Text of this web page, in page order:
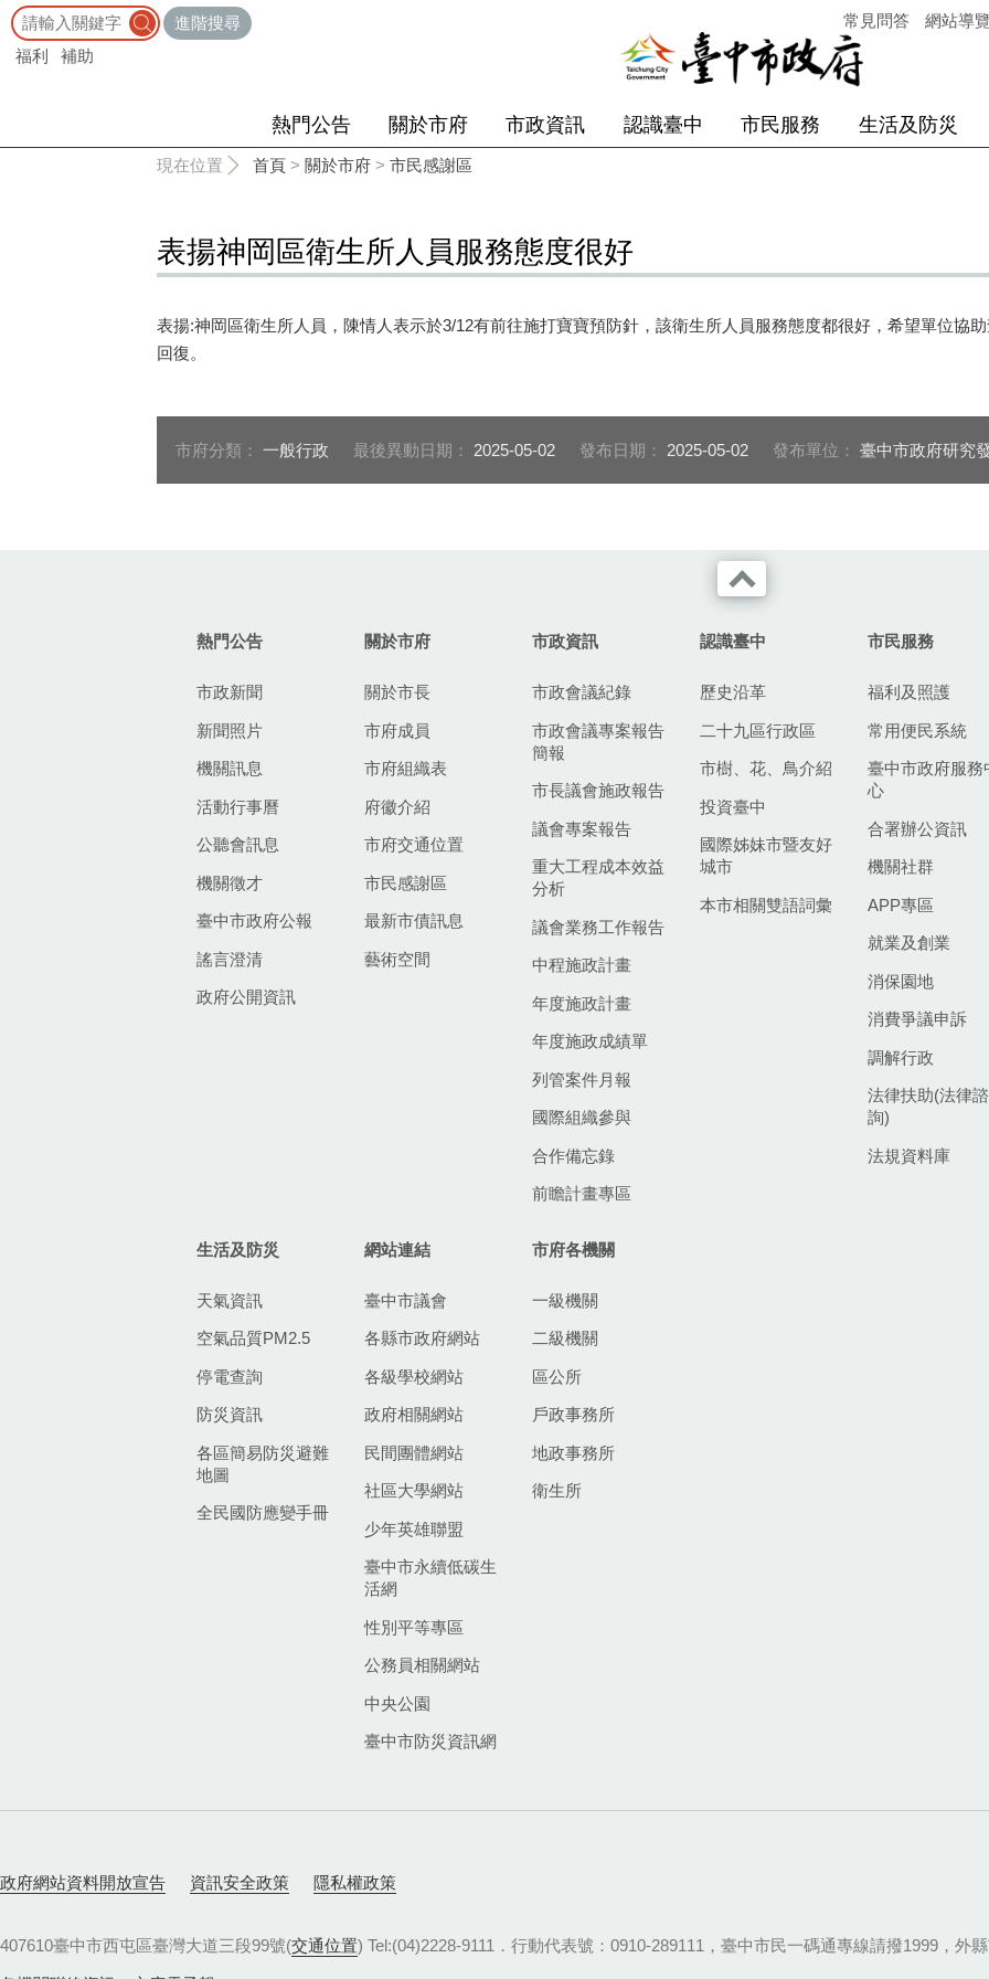
進階搜尋
福利
補助
常見問答 網站導
熱門公告 關於市府 市政資訊 認識臺中 市民服務 生活及防災
現在位置 首頁 > 關於市府 > 市民感謝區
表揚神岡區衛生所人員服務態度很好
表揚:神岡區衛生所人員，陳情人表示於3/12有前往施打寶寶預防針，該衛生所人員服務態度都很好，希望單位協
回復。
市府分類： 一般行政 最後異動日期： 2025-05-02 發布日期： 2025-05-02 發布單位： 臺中市政府研究
熱門公告
市政新聞
新聞照片
機關訊息
活動行事曆
公聽會訊息
機關徵才
臺中市政府公報
謠言澄清
政府公開資訊
關於市府
關於市長
市府成員
市府組織表
府徽介紹
市府交通位置
市民感謝區
最新市債訊息
藝術空間
市政資訊
市政會議紀錄
市政會議專案報告
簡報
市長議會施政報告
議會專案報告
重大工程成本效益
分析
議會業務工作報告
中程施政計畫
年度施政計畫
年度施政成績單
列管案件月報
國際組織參與
合作備忘錄
前瞻計畫專區
認識臺中
歷史沿革
二十九區行政區
市樹、花、鳥介紹
投資臺中
國際姊妹市暨友好
城市
本市相關雙語詞彙
市民服務
福利及照護
常用便民系統
臺中市政府服務
心
合署辦公資訊
機關社群
APP專區
就業及創業
消保園地
消費爭議申訴
調解行政
法律扶助(法律諮
詢)
法規資料庫
生活及防災
天氣資訊
空氣品質PM2.5
停電查詢
防災資訊
各區簡易防災避難
地圖
全民國防應變手冊
網站連結
臺中市議會
各縣市政府網站
各級學校網站
政府相關網站
民間團體網站
社區大學網站
少年英雄聯盟
臺中市永續低碳生
活網
性別平等專區
公務員相關網站
中央公園
臺中市防災資訊網
市府各機關
一級機關
二級機關
區公所
戶政事務所
地政事務所
衛生所
政府網站資料開放宣告 資訊安全政策 隱私權政策
407610臺中市西屯區臺灣大道三段99號(交通位置) Tel:(04)2228-9111．行動代表號：0910-289111，臺中市民一碼通專線請撥1999，外